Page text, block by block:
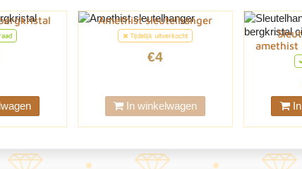
Amethist sleutelhanger
Tijdelijk uitverkocht
€4
In winkelwagen
amethist
In